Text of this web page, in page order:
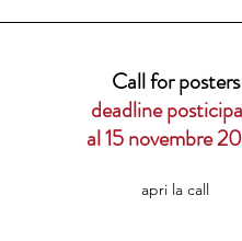
Call for posters
deadline
al 15 novembre
apri la call